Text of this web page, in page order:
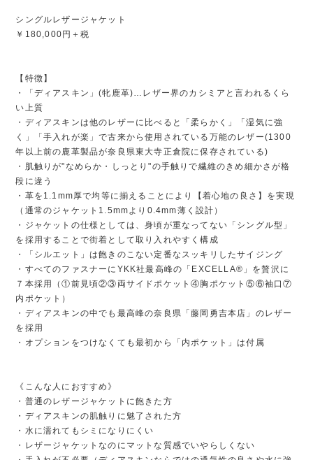
シングルレザージャケット
￥180,000円＋税
【特徴】
・「ディアスキン」(牝鹿革)…レザー界のカシミアと言われるくら
い上質
・ディアスキンは他のレザーに比べると「柔らかく」「湿気に強
く」「手入れが楽」で古来から使用されている万能のレザー(1300
年以上前の鹿革製品が奈良県東大寺正倉院に保存されている)
・肌触りが"なめらか・しっとり"の手触りで繊維のきめ細かさが格
段に違う
・革を1.1mm厚で均等に揃えることにより【着心地の良さ】を実現
（通常のジャケット1.5mmより0.4mm薄く設計）
・ジャケットの仕様としては、身頃が重なってない「シングル型」
を採用することで街着として取り入れやすく構成
・「シルエット」は飽きのこない定番なスッキリしたサイジング
・すべてのファスナーにYKK社最高峰の「EXCELLA®」を贅沢に
７本採用（①前見頃②③両サイドポケット④胸ポケット⑤⑥袖口⑦
内ポケット）
・ディアスキンの中でも最高峰の奈良県「藤岡勇吉本店」のレザー
を採用
・オプションをつけなくても最初から「内ポケット」は付属
《こんな人におすすめ》
・普通のレザージャケットに飽きた方
・ディアスキンの肌触りに魅了された方
・水に濡れてもシミになりにくい
・レザージャケットなのにマットな質感でいやらしくない